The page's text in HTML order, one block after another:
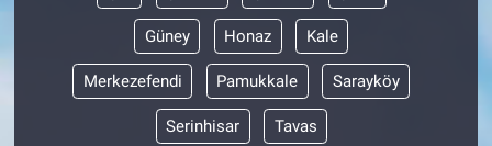
Güney Honaz Kale
Merkezefendi Pamukkale Sarayköy
Serinhisar Tavas